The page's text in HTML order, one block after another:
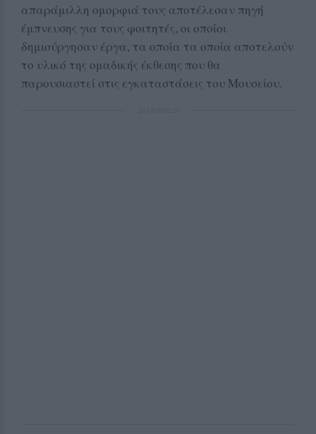
απαράμιλλη ομορφιά τους αποτέλεσαν πηγή
έμπνευσης για τους φοιτητές, οι οποίοι
δημιούργησαν έργα, τα οποία τα οποία αποτελούν
το υλικό της ομαδικής έκθεσης που θα
παρουσιαστεί στις εγκαταστάσεις του Μουσείου.